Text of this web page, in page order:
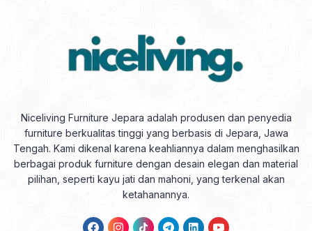
Niceliving Furniture Jepara adalah produsen dan penyedia
furniture berkualitas tinggi yang berbasis di Jepara, Jawa
Tengah. Kami dikenal karena keahliannya dalam menghasilkan
berbagai produk furniture dengan desain elegan dan material
pilihan, seperti kayu jati dan mahoni, yang terkenal akan
ketahanannya.